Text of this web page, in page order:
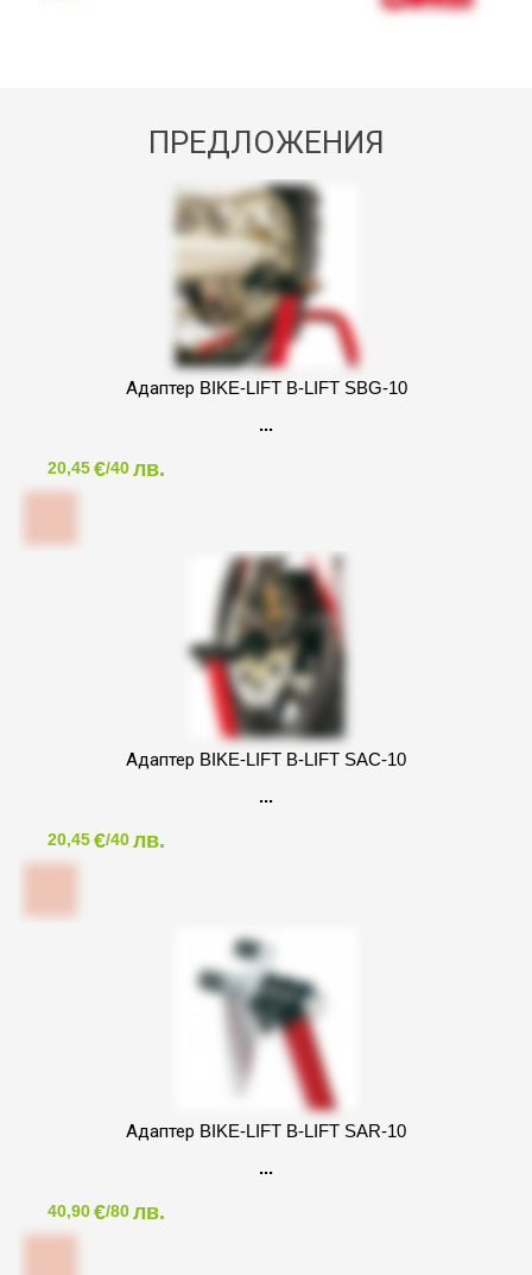
ПРЕДЛОЖЕНИЯ
Адаптер BIKE-LIFT B-LIFT SBG-10
20,45€/40лв.
Адаптер BIKE-LIFT B-LIFT SAC-10
20,45€/40лв.
Адаптер BIKE-LIFT B-LIFT SAR-10
40,90€/80лв.